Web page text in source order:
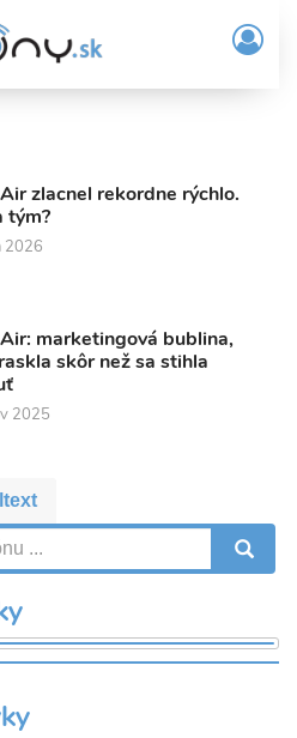
/
zlacnel rekordne rýchlo.
tým?
2026
marketingová bublina,
skôr než sa stihla
2025